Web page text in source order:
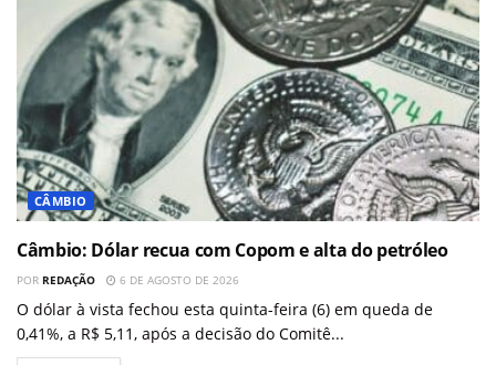
CÂMBIO
Câmbio: Dólar recua com Copom e alta do petróleo
POR REDAÇÃO 6 DE AGOSTO DE 2026
O dólar à vista fechou esta quinta-feira (6) em queda de
0,41%, a R$ 5,11, após a decisão do Comitê...